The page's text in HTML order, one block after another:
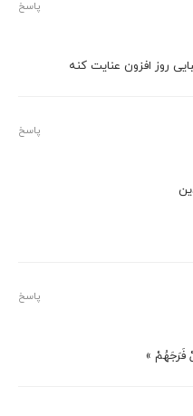
روز افزون عنایت کنه
پاسخ
پاسخ
فَرَجَهُمْ »
پاسخ